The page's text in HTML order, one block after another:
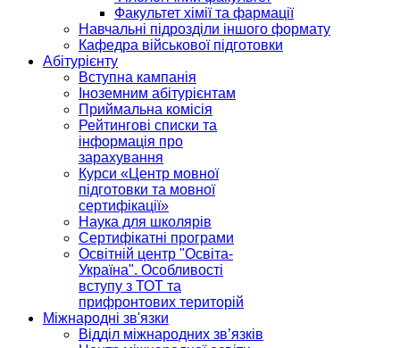
Факультет хімії та фармації
Навчальні підрозділи іншого формату
Кафедра військової підготовки
Абітурієнту
Вступна кампанія
Іноземним абітурієнтам
Приймальна комісія
Рейтингові списки та
інформація про
зарахування
Курси «Центр мовної
підготовки та мовної
сертифікації»
Наука для школярів
Сертифікатні програми
Освітній центр "Освіта-
Україна". Особливості
вступу з ТОТ та
прифронтових територій
Міжнародні зв'язки
Відділ міжнародних зв’язків